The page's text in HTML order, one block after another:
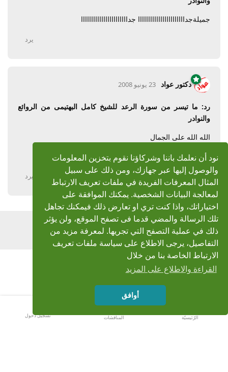
نود أن نعلمك باننا وشركاؤنا نقوم بتخزين المعلومات
والوصول إليها عبر جهازك، ومن ذلك على سبيل
المثال المعرفات الفريدة في ملفات تعريف الارتباط
لمعالجة البيانات الشخصية. يمكنك الموافقة على
اختياراتك، واذا كنت تري او تعارض ذلك فيمكنك تجاهل
تلك الرسالة والمضي قدما فى تصفح الموقع، ولن يؤثر
ذلك في عملية التصفح التي تجريها. لمعرفة مزيد من
التفاصيل، يرجى الاطلاع على سياسة ملفات تعريف
الارتباط الخاصة بنا من خلال
القراءة والاطلاع على المزيد
أوافق
جميلةجدااااااااااااااااااااااا جدااااااااااااااااااااااا
يرد
دكتور عواد 23 يونيو 2008
رد: ما تيسر من سورة الرعد للشيخ كامل البهتيمى من الروائع
والنوادر
الله الله على الجمال
الشيخ البهتيمى رووووووعة
يرد
اضف رد
الرّئيسيّة المناقشات تسجيل دخول